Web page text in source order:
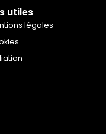
utiles
légales